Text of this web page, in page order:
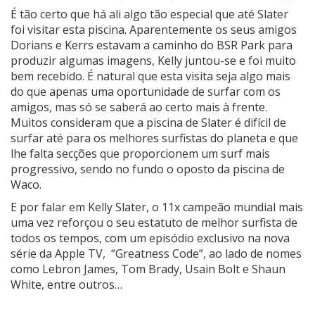
É tão certo que há ali algo tão especial que até Slater
foi visitar esta piscina. Aparentemente os seus amigos
Dorians e Kerrs estavam a caminho do BSR Park para
produzir algumas imagens, Kelly juntou-se e foi muito
bem recebido. É natural que esta visita seja algo mais
do que apenas uma oportunidade de surfar com os
amigos, mas só se saberá ao certo mais à frente.
Muitos consideram que a piscina de Slater é difícil de
surfar até para os melhores surfistas do planeta e que
lhe falta secções que proporcionem um surf mais
progressivo, sendo no fundo o oposto da piscina de
Waco.
E por falar em Kelly Slater, o 11x campeão mundial mais
uma vez reforçou o seu estatuto de melhor surfista de
todos os tempos, com um episódio exclusivo na nova
série da Apple TV, “Greatness Code”, ao lado de nomes
como Lebron James, Tom Brady, Usain Bolt e Shaun
White, entre outros…